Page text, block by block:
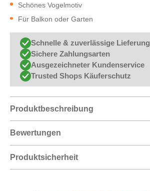
Schönes Vogelmotiv
Für Balkon oder Garten
Schnelle & zuverlässige Lieferung
Sichere Zahlungsarten
Ausgezeichneter Kundenservice
Trusted Shops Käuferschutz
Produktbeschreibung
Bewertungen
Produktsicherheit